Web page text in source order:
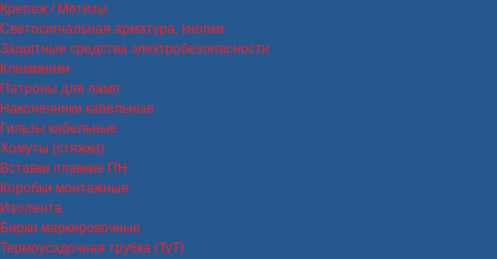
Крепеж / Метизы
Светосигнальная арматура, кнопки
Защитные средства электробезопасности
Клеммники
Патроны для ламп
Наконечники кабельные
Гильзы кабельные
Хомуты (стяжки)
Вставки плавкие ПН
Коробки монтажные
Изолента
Бирки маркировочные
Термоусадочная трубка (ТуТ)